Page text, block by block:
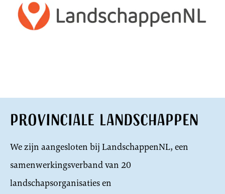
Provinciale landschappen
We zijn aangesloten bij LandschappenNL, een
samenwerkingsverband van 20
landschapsorganisaties en